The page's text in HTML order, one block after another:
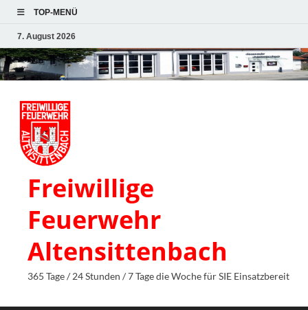
TOP-MENÜ
7. August 2026
Freiwillige
Feuerwehr
Altensittenbach
365 Tage / 24 Stunden / 7 Tage die Woche für SIE Einsatzbereit